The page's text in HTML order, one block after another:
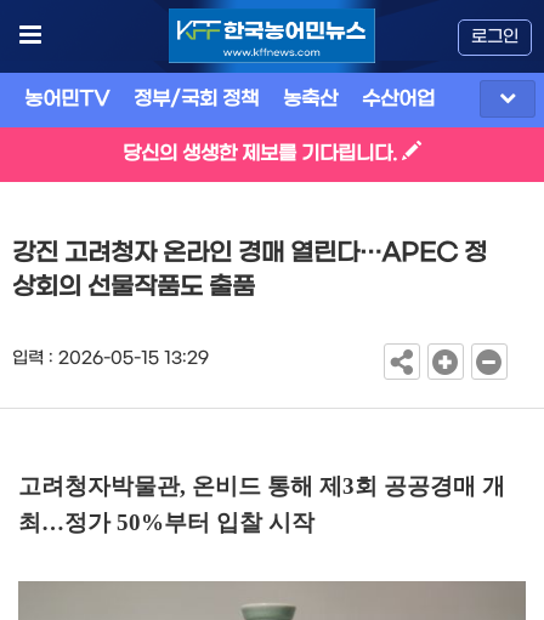
로그인
농어민TV 정부/국회 정책 농축산 수산어업
당신의 생생한 제보를 기다립니다.
강진 고려청자 온라인 경매 열린다…APEC 정
상회의 선물작품도 출품
입력 : 2026-05-15 13:29
고려청자박물관, 온비드 통해 제 3회 공공경매 개
최 …정가50%부터 입찰 시작